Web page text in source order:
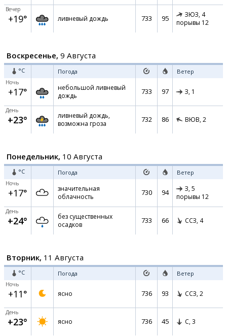
Вечер
+19° ливневый дождь 733 95 ЗЮЗ, 4
порывы 12
Воскресенье, 9 Августа
°C Погода Ветер
Ночь
+17°
небольшой ливневый
дождь
733 97 З, 1
День
+23°
ливневый дождь,
возможна гроза
732 86 ВЮВ, 2
Понедельник, 10 Августа
°C Погода Ветер
Ночь
+17°
значительная
облачность
730 94 З, 5
порывы 12
День
+24°
без существенных
осадков
733 66 ССЗ, 4
Вторник, 11 Августа
°C Погода Ветер
Ночь
+11° ясно 736 93 ССЗ, 2
День
+23° ясно 736 45 С, 3